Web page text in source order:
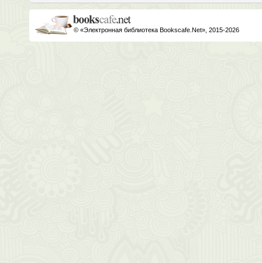
© «Электронная библиотека Bookscafe.Net», 2015-2026